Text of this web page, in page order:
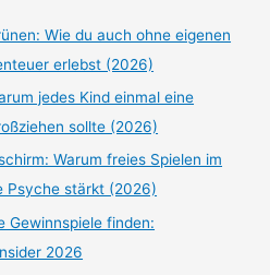
Wie du auch ohne eigenen
erlebst (2026)
jedes Kind einmal eine
sollte (2026)
Warum freies Spielen im
Psyche stärkt (2026)
Gewinnspiele finden:
2026